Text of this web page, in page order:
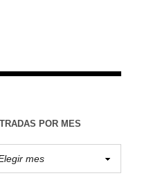
POR MES